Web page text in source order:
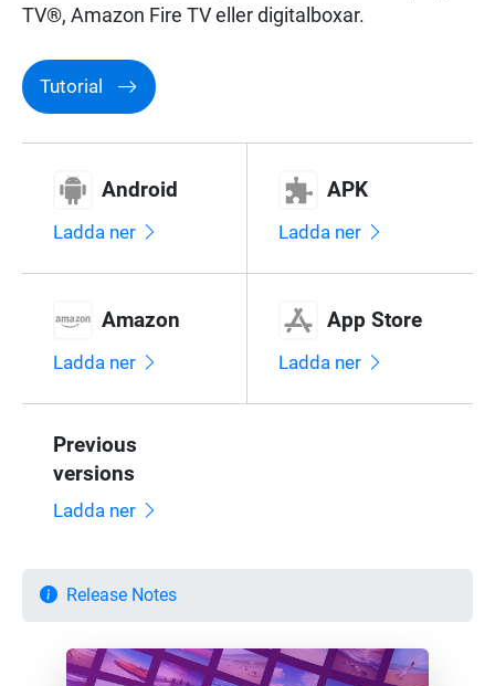
Övervakning
Nätverk
TV®, Amazon Fire TV eller digitalboxar.
Tutorial
Android
Ladda ner
APK
Ladda ner
Amazon
Ladda ner
App Store
Ladda ner
Previous
versions
Ladda ner
Release Notes